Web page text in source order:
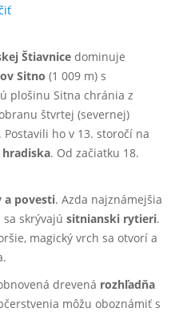
Štiavnice dominuje
Sitno (1 009 m) s
plošinu Sitna chránia z
štvrtej (severnej)
. Postavili ho v 13. storočí na
. Od začiatku 18.
a povesti. Azda najznámejšia
skrývajú sitnianski rytieri.
magický vrch sa otvorí a
drevená rozhľadňa
môžu oboznámiť s